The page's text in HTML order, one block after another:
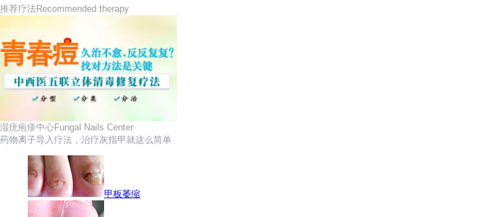
推荐疗法Recommended therapy
湿疣疱疹中心Fungal Nails Center
药物离子导入疗法，治疗灰指甲就这么简单
甲板萎缩